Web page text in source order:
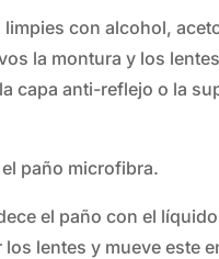
limpies con alcohol,
la montura y los
capa anti-reflejo o la
paño microfibra.
el paño con el
los lentes y mueve este